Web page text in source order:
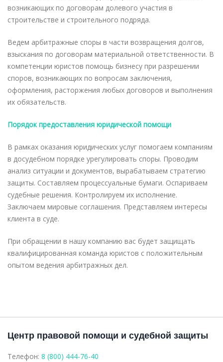
возникающих по договорам долевого участия в
строительстве и строительного подряда.
Ведем арбитражные споры в части возвращения долгов,
взыскания по договорам материальной ответственности. В
компетенции юристов помощь бизнесу при разрешении
споров, возникающих по вопросам заключения,
оформления, расторжения любых договоров и выполнения
их обязательств.
Порядок предоставления юридической помощи
В рамках оказания юридических услуг помогаем компаниям
в досудебном порядке урегулировать споры. Проводим
анализ ситуации и документов, вырабатываем стратегию
защиты. Составляем процессуальные бумаги. Оспариваем
судебные решения. Контролируем их исполнение.
Заключаем мировые соглашения. Представляем интересы
клиента в суде.
При обращении в нашу компанию вас будет защищать
квалифицированная команда юристов с положительным
опытом ведения арбитражных дел.
Центр правовой помощи и судебной защиты
Телефон: 8 (800) 444-76-40